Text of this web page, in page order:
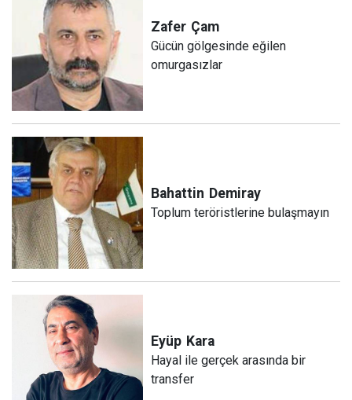
Zafer Çam
Gücün gölgesinde eğilen
omurgasızlar
Bahattin Demiray
Toplum teröristlerine bulaşmayın
Eyüp Kara
Hayal ile gerçek arasında bir
transfer